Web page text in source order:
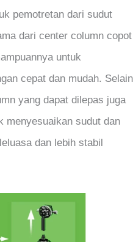
pemotretan dari sudut
dari center column copot
untuk
cepat dan mudah. Selain
yang dapat dilepas juga
menyesuaikan sudut dan
dan lebih stabil